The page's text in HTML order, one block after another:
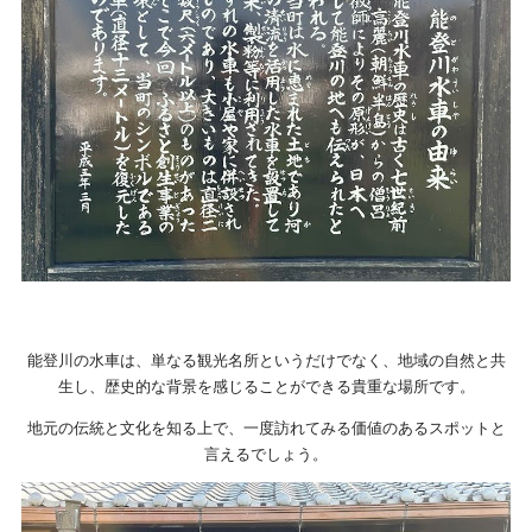
能登川の水車は、単なる観光名所というだけでなく、地域の自然と共
生し、歴史的な背景を感じることができる貴重な場所です。
地元の伝統と文化を知る上で、一度訪れてみる価値のあるスポットと
言えるでしょう。